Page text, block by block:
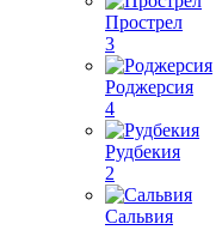
Прострел
3
Роджерсия
4
Рудбекия
2
Сальвия